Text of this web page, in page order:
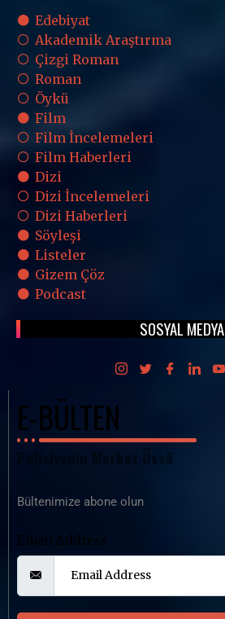
Edebiyat
Akademik Araştırma
Çizgi Roman
Roman
Öykü
Film
Film İncelemeleri
Film Haberleri
Dizi
Dizi İncelemeleri
Dizi Haberleri
Söyleşi
Listeler
Gizem Çöz
Podcast
SOSYAL MEDYA
E-BÜLTEN
Polisiyenin Merkez Üssü
Bültenimize abone olun
Email Address